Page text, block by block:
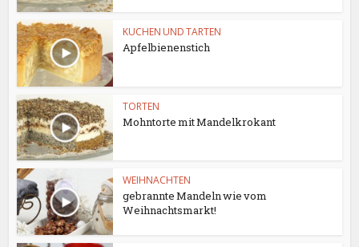
KUCHEN UND TARTEN
Apfelbienenstich
TORTEN
Mohntorte mit Mandelkrokant
WEIHNACHTEN
gebrannte Mandeln wie vom
Weihnachtsmarkt!